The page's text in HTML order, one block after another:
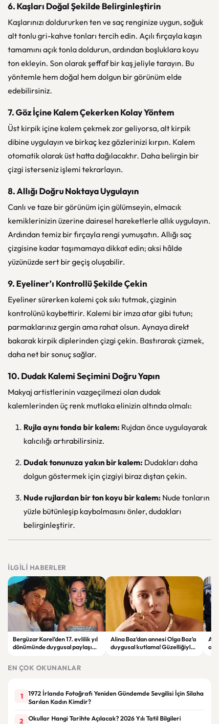
6. Kaşları Doğal Şekilde Belirginleştirin
Kaşlarınızı doldururken ten ve saç renginize uygun, soğuk
alt tonlu gri-kahve tonları tercih edin. Açılı fırçayla kaşın
tamamını açık tonla doldurun, ardından boşluklara koyu
ton ekleyin. Son olarak şeffaf bir kaş jeliyle tarayın. Bu
yöntemle hem doğal hem dolgun bir görünüm elde
edebilirsiniz.
7. Göz İçine Kalem Çekerken Kolay Yöntem
Üst kirpik içine kalem çekmek zor geliyorsa, alt kirpik
dibine uygulayın ve birkaç kez gözlerinizi kırpın. Kalem
otomatik olarak üst hatta dağılacaktır. Daha belirgin bir
çizgi isterseniz işlemi tekrarlayın.
8. Allığı Doğru Noktaya Uygulayın
Canlı ve taze bir görünüm için gülümseyin, elmacık
kemiklerinizin üzerine dairesel hareketlerle allık uygulayın.
Ardından temiz bir fırçayla rengi yumuşatın. Allığı saç
çizgisine kadar taşımamaya dikkat edin; aksi hâlde
yüzünüzde sert bir geçiş oluşabilir.
9. Eyeliner’ı Kontrollü Şekilde Çekin
Eyeliner sürerken kalemi çok sıkı tutmak, çizginin
kontrolünü kaybettirir. Kalemi bir imza atar gibi tutun;
parmaklarınız gergin ama rahat olsun. Aynaya direkt
bakarak kirpik diplerinden çizgi çekin. Bastırarak çizmek,
daha net bir sonuç sağlar.
10. Dudak Kalemi Seçimini Doğru Yapın
Makyaj artistlerinin vazgeçilmezi olan dudak
kalemlerinden üç renk mutlaka elinizin altında olmalı:
Rujla aynı tonda bir kalem: Rujdan önce uygulayarak
kalıcılığı artırabilirsiniz.
Dudak tonunuza yakın bir kalem: Dudakları daha
dolgun göstermek için çizgiyi biraz dıştan çekin.
Nude rujlardan bir ton koyu bir kalem: Nude tonların
yüzle bütünleşip kaybolmasını önler, dudakları
belirginleştirir.
İLGILI HABERLER
Bergüzar Korel’den 17. evlilik yıl
dönümünde duygusal paylaşım!
Alina Boz’dan annesi Olga Boz’a
duygusal kutlama! Güzelliğiyle
EN ÇOK OKUNANLAR
1
1972 İrlanda Fotoğrafı Yeniden Gündemde Sevgilisi İçin Silaha
Sarılan Kadın Kimdir?
2 Okullar Hangi Tarihte Açılacak? 2026 Yılı Tatil Bilgileri